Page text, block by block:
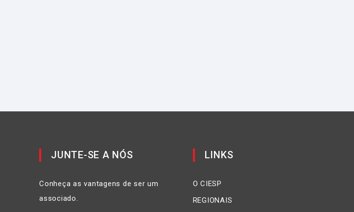
JUNTE-SE A NÓS
Conheça as vantagens de ser um
associado.
LINKS
O CIESP
REGIONAIS